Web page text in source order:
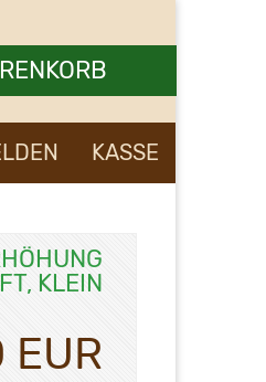
Ihr Warenkorb ist leer.
KASSE
KLEIN